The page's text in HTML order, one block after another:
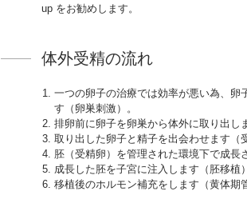
up をお勧めします。
体外受精の流れ
一つの卵子の治療では効率が悪い為、卵
す（卵巣刺激）。
排卵前に卵子を卵巣から体外に取り出し
取り出した卵子と精子を出会わせます（
胚（受精卵）を管理された環境下で成長
成長した胚を子宮に注入します（胚移植
移植後のホルモン補充をします（黄体期